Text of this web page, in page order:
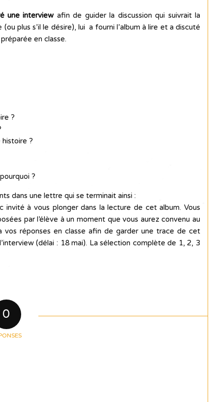
une interview afin de guider la discussion qui suivrait la
plus s’il le désire), lui a fourni l’album à lire et a discuté
en classe.
?
?
?
dans une lettre qui se terminait ainsi :
invité à vous plonger dans la lecture de cet album. Vous
par l’élève à un moment que vous aurez convenu au
vos réponses en classe afin de garder une trace de cet
(délai : 18 mai). La sélection complète de 1, 2, 3
0